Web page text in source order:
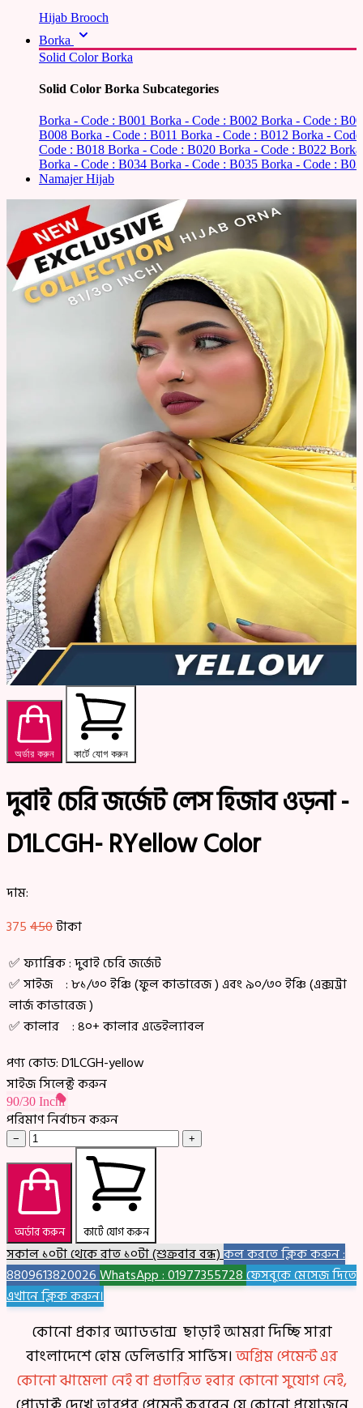
Hijab Brooch
Borka
Solid Color Borka
Solid Color Borka Subcategories
Borka - Code : B001 Borka - Code : B002 Borka - Code :
B008 Borka - Code : B011 Borka - Code : B012 Borka -
Code : B018 Borka - Code : B020 Borka - Code : B022
Borka - Code : B034 Borka - Code : B035 Borka - Code :
Namajer Hijab
অর্ডার করুন কার্টে যোগ করুন
দুবাই চেরি জর্জেট লেস হিজাব ওড়না -
D1LCGH- RYellow Color
দাম:
375450টাকা
✅ ফ্যাব্রিক : দুবাই চেরি জর্জেট
✅ সাইজ : ৮১/৩০ ইঞ্চি (ফুল কাভারেজ ) এবং ৯০/৩০ ইঞ্চি (এক্সট্রা
লার্জ কাভারেজ )
✅ কালার : ৪০+ কালার এভেইল্যাবল
পণ্য কোড:D1LCGH-yellow
সাইজ সিলেক্ট করুন
90/30 Inchi
পরিমাণ নির্বাচন করুন
− +
অর্ডার করুন কার্টে যোগ করুন
সকাল ১০টা থেকে রাত ১০টা (শুক্রবার বন্ধ)কল করতে ক্লিক করুন :
8809613820026WhatsApp : 01977355728ফেসবুকে মেসেজ দিতে
এখানে ক্লিক করুন।
কোনো প্রকার অ্যাডভান্স ছাড়াই আমরা দিচ্ছি সারা
বাংলাদেশে হোম ডেলিভারি সার্ভিস।অগ্রিম পেমেন্ট এর
কোনো ঝামেলা নেই বা প্রতারিত হবার কোনো সুযোগ নেই,